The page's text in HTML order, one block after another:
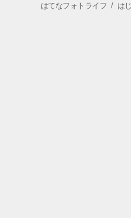
はてなフォトライフ / は